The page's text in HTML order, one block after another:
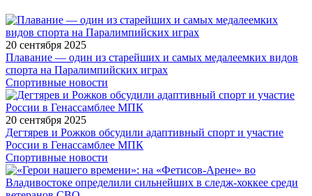
20 сентября 2025
Плавание — один из старейших и самых медалеемких видов
спорта на Паралимпийских играх
Спортивные новости
20 сентября 2025
Дегтярев и Рожков обсудили адаптивный спорт и участие
России в Генассамблее МПК
Спортивные новости